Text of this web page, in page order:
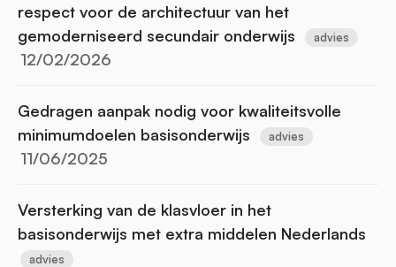
respect voor de architectuur van het
gemoderniseerd secundair onderwijs
advies
12/02/2026
Gedragen aanpak nodig voor kwaliteitsvolle
minimumdoelen basisonderwijs
advies
11/06/2025
Versterking van de klasvloer in het
basisonderwijs met extra middelen Nederlands
advies